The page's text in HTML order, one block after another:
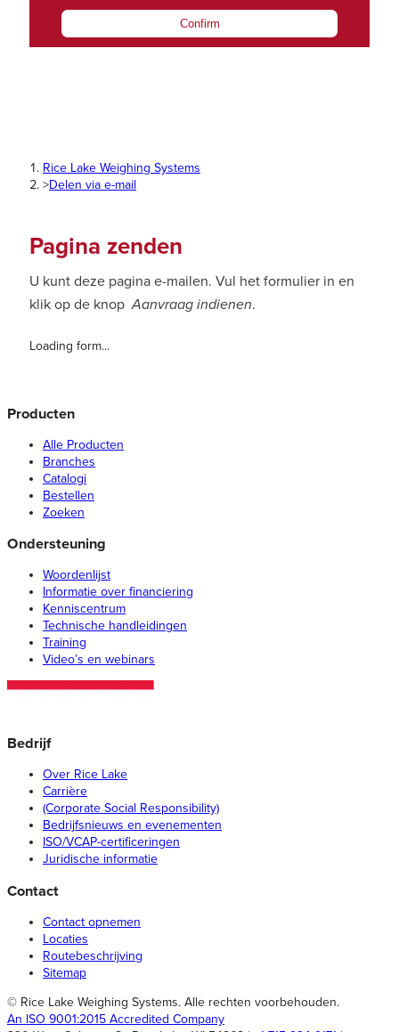
Confirm
Rice Lake Weighing Systems
>Delen via e-mail
Pagina zenden
U kunt deze pagina e-mailen. Vul het formulier in en
klik op de knopAanvraag indienen.
Loading form...
Producten
Alle Producten
Branches
Catalogi
Bestellen
Zoeken
Ondersteuning
Woordenlijst
Informatie over financiering
Kenniscentrum
Technische handleidingen
Training
Video’s en webinars
Bedrijf
Over Rice Lake
Carrière
(Corporate Social Responsibility)
Bedrijfsnieuws en evenementen
ISO/VCAP-certificeringen
Juridische informatie
Contact
Contact opnemen
Locaties
Routebeschrijving
Sitemap
© Rice Lake Weighing Systems. Alle rechten voorbehouden.
An ISO 9001:2015 Accredited Company